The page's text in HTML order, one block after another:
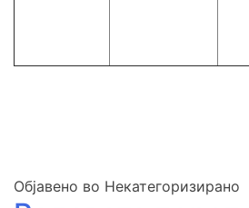
Објавено во Некатегоризирано